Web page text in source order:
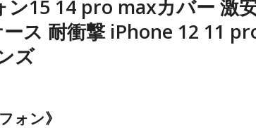
15 14 pro maxカバー 激
ス 耐衝撃 iPhone 12 11
ズ
ォン》